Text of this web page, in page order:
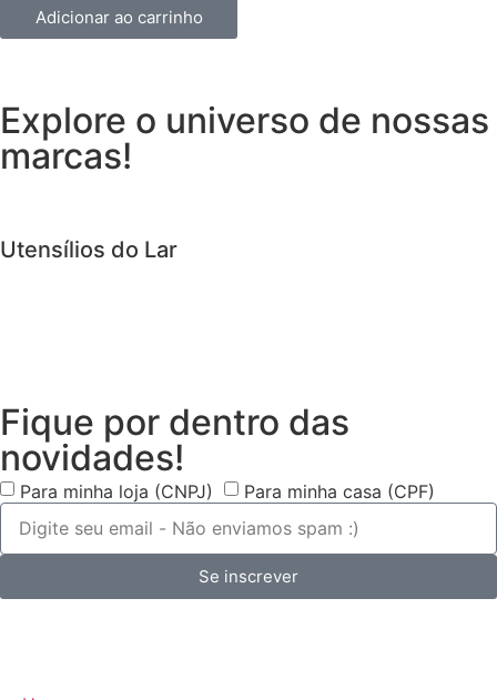
Adicionar ao carrinho
Explore o universo de nossas
marcas!
Utensílios do Lar
Fique por dentro das
novidades!
Para minha loja (CNPJ) Para minha casa (CPF)
Se inscrever